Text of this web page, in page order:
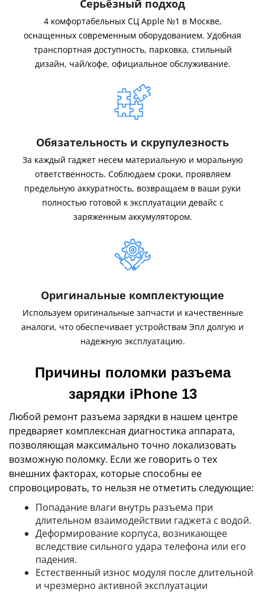
Серьёзный подход
4 комфортабельных СЦ Apple №1 в Москве,
оснащенных современным оборудованием. Удобная
транспортная доступность, парковка, стильный
дизайн, чай/кофе, официальное обслуживание.
Обязательность и скрупулезность
За каждый гаджет несем материальную и моральную
ответственность. Соблюдаем сроки, проявляем
предельную аккуратность, возвращаем в ваши руки
полностью готовой к эксплуатации девайс с
заряженным аккумулятором.
Оригинальные комплектующие
Используем оригинальные запчасти и качественные
аналоги, что обеспечивает устройствам Эпл долгую и
надежную эксплуатацию.
Причины поломки разъема
зарядки iPhone 13
Любой ремонт разъема зарядки в нашем центре
предваряет комплексная диагностика аппарата,
позволяющая максимально точно локализовать
возможную поломку. Если же говорить о тех
внешних факторах, которые способны ее
спровоцировать, то нельзя не отметить следующие:
Попадание влаги внутрь разъема при
длительном взаимодействии гаджета с водой.
Деформирование корпуса, возникающее
вследствие сильного удара телефона или его
падения.
Естественный износ модуля после длительной
и чрезмерно активной эксплуатации